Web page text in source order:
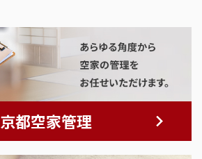
京都空家管理